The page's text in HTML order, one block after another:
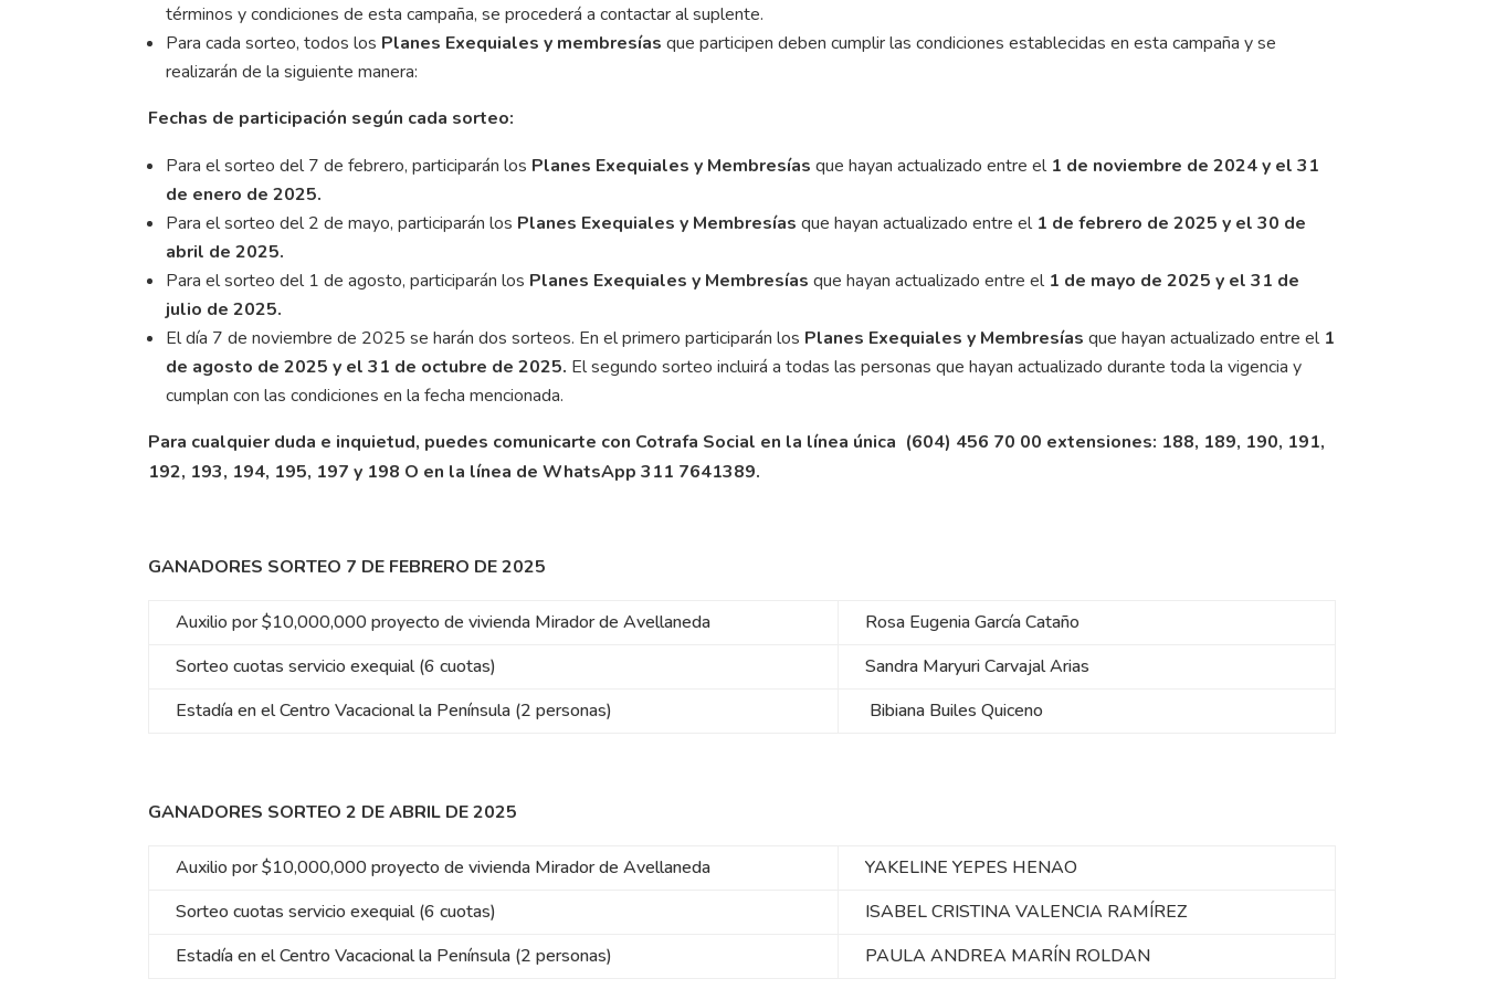
términos y condiciones de esta campaña, se procederá a contactar al suplente.
Para cada sorteo, todos los Planes Exequiales y membresías que participen deben cumplir las condiciones establecidas en esta campaña y se
realizarán de la siguiente manera:
Fechas de participación según cada sorteo:
Para el sorteo del 7 de febrero, participarán los Planes Exequiales y Membresíasque hayan actualizado entre el 1 de noviembre de 2024 y el 31
de enero de 2025.
Para el sorteo del 2 de mayo, participarán los Planes Exequiales y Membresías que hayan actualizado entre el 1 de febrero de 2025 y el 30 de
abril de 2025.
Para el sorteo del 1 de agosto, participarán los Planes Exequiales y Membresías que hayan actualizado entre el 1 de mayo de 2025 y el 31 de
julio de 2025.
El día 7 de noviembre de 2025 se harán dos sorteos. En el primero participarán los Planes Exequiales y Membresías que hayan actualizado entre el 1
de agosto de 2025 y el 31 de octubre de 2025. El segundo sorteo incluirá a todas las personas que hayan actualizado durante toda la vigencia y
cumplan con las condiciones en la fecha mencionada.
Para cualquier duda e inquietud, puedes comunicarte con Cotrafa Social en la línea única (604) 456 70 00 extensiones: 188, 189, 190, 191,
192, 193, 194, 195, 197 y 198 O en la línea de WhatsApp 311 7641389.
GANADORES SORTEO 7 DE FEBRERO DE 2025
Auxilio por $10,000,000 proyecto de vivienda Mirador de Avellaneda
Rosa Eugenia García Cataño
Sorteo cuotas servicio exequial (6 cuotas)
Sandra Maryuri Carvajal Arias
Estadía en el Centro Vacacional la Península (2 personas)
Bibiana Builes Quiceno
GANADORES SORTEO 2 DE ABRIL DE 2025
Auxilio por $10,000,000 proyecto de vivienda Mirador de Avellaneda
YAKELINE YEPES HENAO
Sorteo cuotas servicio exequial (6 cuotas)
ISABEL CRISTINA VALENCIA RAMÍREZ
Estadía en el Centro Vacacional la Península (2 personas)
PAULA ANDREA MARÍN ROLDAN